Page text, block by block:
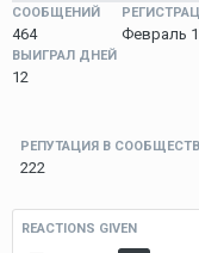
СООБЩЕНИЙ
464 Февраль
ВЫИГРАЛ ДНЕЙ
12
РЕПУТАЦИЯ В
222
REACTIONS GIVEN